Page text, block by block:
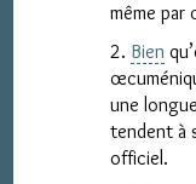
même par
2. Bien
une
tendent à
officiel.